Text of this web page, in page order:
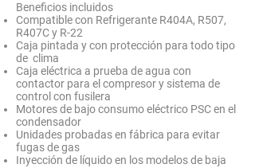
Beneficios incluidos
Compatible con Refrigerante R404A, R507,
R407C y R-22
Caja pintada y con protección para todo tipo
de clima
Caja eléctrica a prueba de agua con
contactor para el compresor y sistema de
control con fusilera
Motores de bajo consumo eléctrico PSC en el
condensador
Unidades probadas en fábrica para evitar
fugas de gas
Inyección de líquido en los modelos de baja